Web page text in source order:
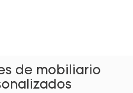
de mobiliario